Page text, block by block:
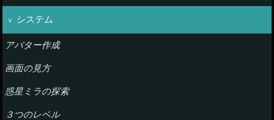
システム
アバター作成
画面の見方
惑星ミラの探索
３つのレベル